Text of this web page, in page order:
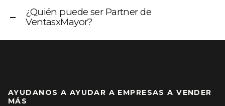
¿Quién puede ser Partner de
VentasxMayor?
AYUDANOS A AYUDAR A EMPRESAS A VENDER
MÁS